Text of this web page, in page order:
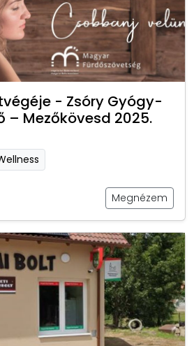
- Zsóry Gyógy-
– Mezőkövesd 2025.
Megnézem